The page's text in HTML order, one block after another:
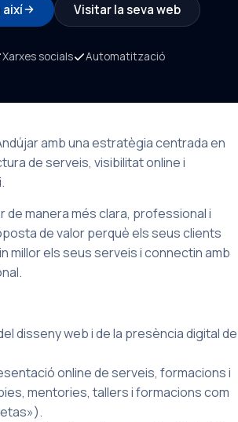
així Visitar la seva web
Xarxes socials Automatització
amb una estratègia centrada en
de serveis, visibilitat online i
de manera més clara, professional i
de valor perquè els seus clients
millor els seus serveis i connectin amb
disseny web i de la presència digital de
online de serveis, formacions i
mentories, tallers i formacions com